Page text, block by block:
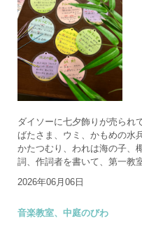
ダイソーに七夕飾りが売られ
ばたさま、ウミ、かもめの水
かたつむり、われは海の子、
詞、作詞者を書いて、第一教
2026年06月06日
音楽教室、中庭のびわ